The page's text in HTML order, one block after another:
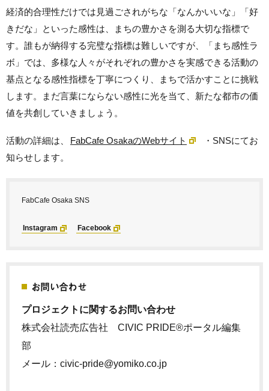
経済的合理性だけでは見過ごされがちな「なんかいいな」「好
きだな」といった感性は、まちの豊かさを測る大切な指標で
す。誰もが納得する完璧な指標は難しいですが、「まち感性ラ
ボ」では、多様な人々がそれぞれの豊かさを実感できる活動の
基点となる感性指標を丁寧につくり、まちで活かすことに挑戦
します。まだ言葉にならない感性に光を当て、新たな都市の価
値を共創していきましょう。
活動の詳細は、 FabCafe OsakaのWebサイト
・SNSにてお
知らせします。
FabCafe Osaka SNS
Instagram Facebook
お問い合わせ
プロジェクトに関するお問い合わせ
株式会社読売広告社 CIVIC PRIDE®ポータル編集
部
メール：civic-pride@yomiko.co.jp